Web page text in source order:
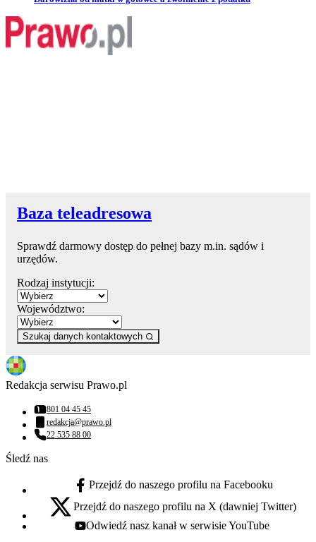
Baza teleadresowa
Sprawdź darmowy dostęp do pełnej bazy m.in. sądów i
urzędów.
Rodzaj instytucji:
Województwo:
Szukaj danych kontaktowych
Redakcja serwisu Prawo.pl
Numer telefonu:
801 04 45 45
Adres email:
redakcja@prawo.pl
Numer telefonu:
22 535 88 00
Śledź nas
facebook - otwiera się w nowej karcie
Przejdź do naszego profilu na Facebooku
x - otwiera się w nowej karcie
Przejdź do naszego profilu na X (dawniej Twitter)
youtube - otwiera się w nowej karcie
Odwiedź nasz kanał w serwisie YouTube